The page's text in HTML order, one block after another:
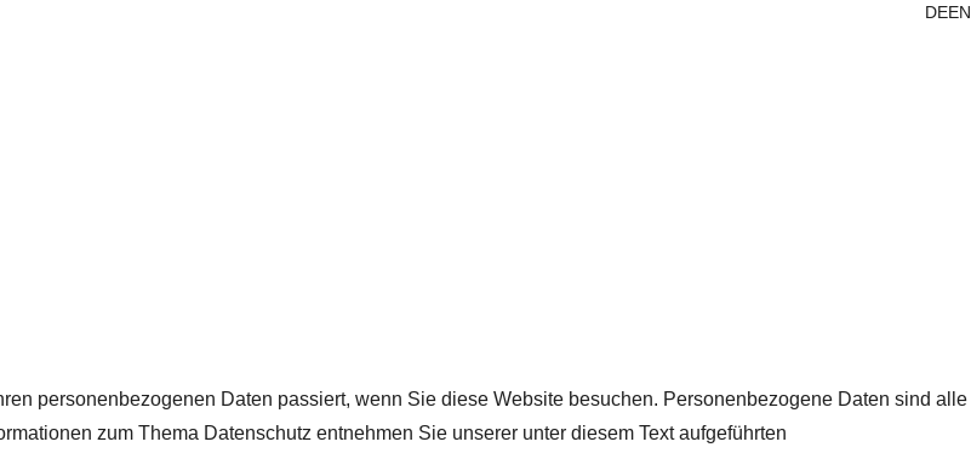
DEEN
personenbezogenen Daten passiert, wenn Sie diese Website besuchen. Personenbezogene Daten sind alle
zum Thema Datenschutz entnehmen Sie unserer unter diesem Text aufgeführten